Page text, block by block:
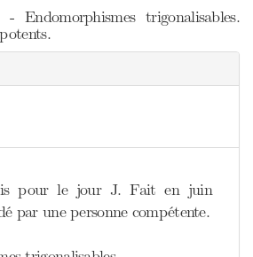
Endomorphismes trigonalisables.
pour le jour J. Fait en juin
par une personne compétente.